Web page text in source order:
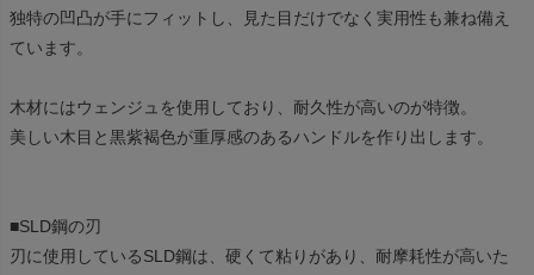
独特の凹凸が手にフィットし、見た目だけでなく実用性も兼ね備え
ています。
木材にはウェンジュを使用しており、耐久性が高いのが特徴。
美しい木目と黒紫褐色が重厚感のあるハンドルを作り出します。
■SLD鋼の刃
刃に使用しているSLD鋼は、硬くて粘りがあり、耐摩耗性が高いた